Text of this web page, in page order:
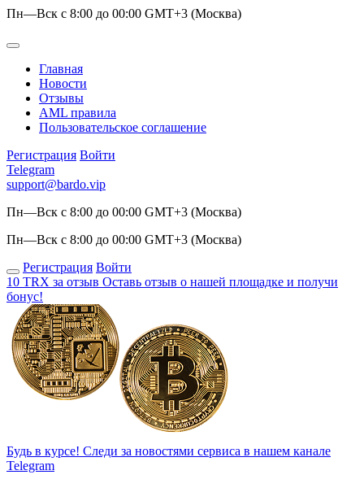
Пн—Вск с 8:00 до 00:00 GMT+3 (Москва)
Главная
Новости
Отзывы
AML правила
Пользовательское соглашение
Регистрация Войти
Telegram
support@bardo.vip
Пн—Вск с 8:00 до 00:00 GMT+3 (Москва)
Пн—Вск с 8:00 до 00:00 GMT+3 (Москва)
Регистрация Войти
10 TRX за отзыв Оставь отзыв о нашей площадке и получи
бонус!
Будь в курсе! Следи за новостями сервиса в нашем канале
Telegram